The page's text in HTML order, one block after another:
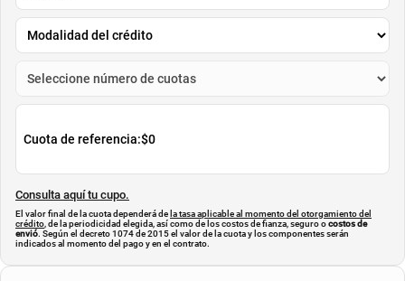
Cuota de referencia:$0
Consulta aquí tu cupo.
El valor final de la cuota dependerá de la tasa aplicable al momento del otorgamiento del
crédito , de la periodicidad elegida, así como de los costos de fianza, seguro ocostos de
envió. Según el decreto 1074 de 2015 el valor de la cuota y los componentes serán
indicados al momento del pago y en el contrato.